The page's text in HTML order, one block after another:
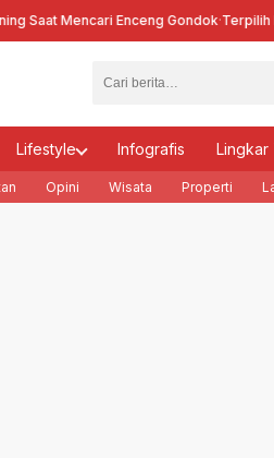
Mencari Enceng Gondok·Terpilih Lagi
Lifestyle Infografis Lingkar
Opini Wisata Properti